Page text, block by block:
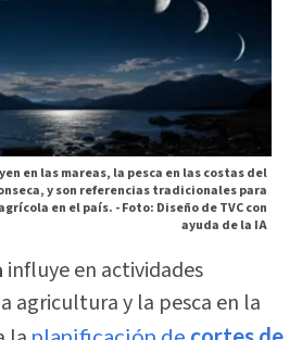
en las mareas, la pesca en las costas del
y son referencias tradicionales para
en el país. -Foto: Diseño de TVC con
ayuda de la IA
influye en actividades
agricultura y la pesca en la